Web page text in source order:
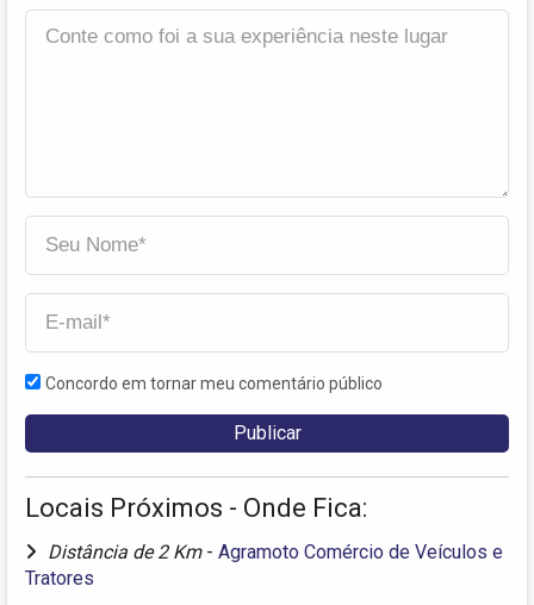
Concordo em tornar meu comentário público
Locais Próximos - Onde Fica:
Distância de 2 Km - Agramoto Comércio de Veículos e
Tratores